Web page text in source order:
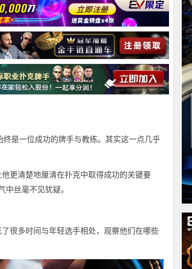
是一位成功的牌手与教练。其实这一点几乎
更清楚地厘清在扑克中取得成功的关键要
中丝毫不见犹疑。
很多时间与年轻选手相处，观察他们在哪些